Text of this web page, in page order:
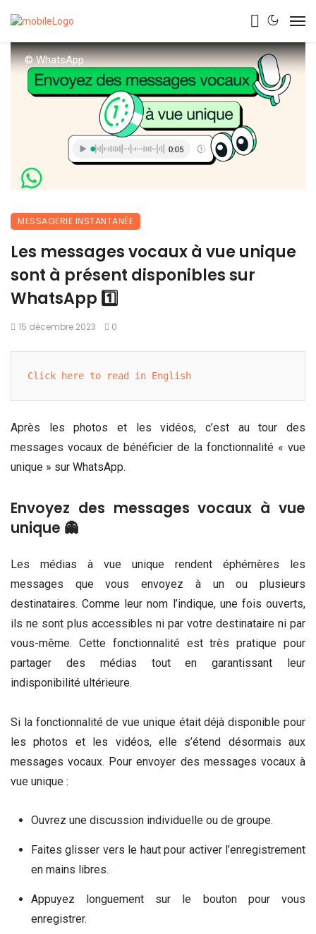
© WhatsApp
MESSAGERIE INSTANTANÉE
Les messages vocaux à vue unique
sont à présent disponibles sur
WhatsApp 1️⃣
15 décembre 2023 0
Click here to read in English
Après les photos et les vidéos, c’est au tour des
messages vocaux de bénéficier de la fonctionnalité « vue
unique » sur WhatsApp.
Envoyez des messages vocaux à vue
unique 👻
Les médias à vue unique rendent éphémères les
messages que vous envoyez à un ou plusieurs
destinataires. Comme leur nom l’indique, une fois ouverts,
ils ne sont plus accessibles ni par votre destinataire ni par
vous-même. Cette fonctionnalité est très pratique pour
partager des médias tout en garantissant leur
indisponibilité ultérieure.
Si la fonctionnalité de vue unique était déjà disponible pour
les photos et les vidéos, elle s’étend désormais aux
messages vocaux. Pour envoyer des messages vocaux à
vue unique :
Ouvrez une discussion individuelle ou de groupe.
Faites glisser vers le haut pour activer l’enregistrement
en mains libres.
Appuyez longuement sur le bouton pour vous
enregistrer.